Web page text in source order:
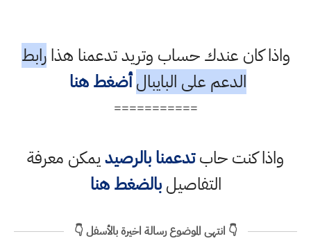
واذا كان عندك حساب وتريد تدعمنا هذارابط
الدعم على البايبال أضغط هنا
===========
واذا كنت حابتدعمنا بالرصيديمكن معرفة
التفاصيلبالضغط هنا
👇 انتهى الموضوع رسالة اخيرة بالأسفل 👇